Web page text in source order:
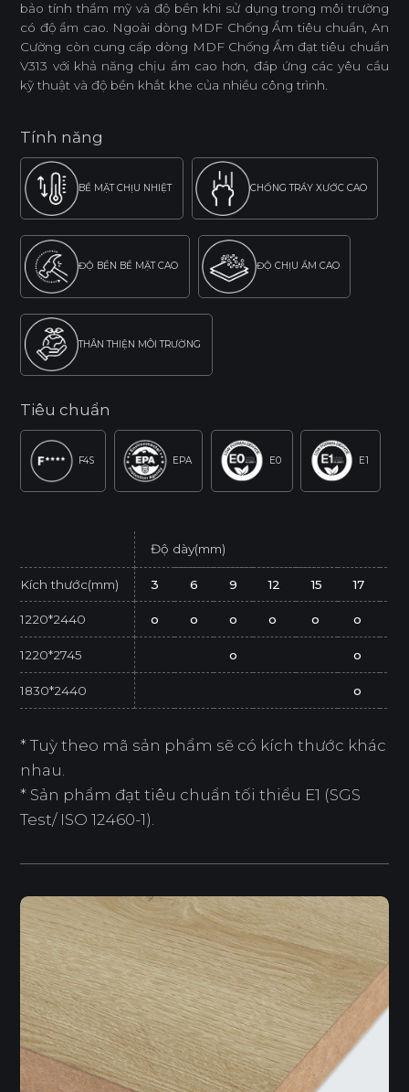
bảo tính thẩm mỹ và độ bền khi sử dụng trong môi trường
có độ ẩm cao. Ngoài dòng MDF Chống Ẩm tiêu chuẩn, An
Cường còn cung cấp dòng MDF Chống Ẩm đạt tiêu chuẩn
V313 với khả năng chịu ẩm cao hơn, đáp ứng các yêu cầu
kỹ thuật và độ bền khắt khe của nhiều công trình.
Tính năng
BỀ MẶT CHỊU NHIỆT CHỐNG TRẦY XƯỚC CAO
ĐỘ BỀN BỀ MẶT CAO ĐỘ CHỊU ẨM CAO
THÂN THIỆN MÔI TRƯỜNG
Tiêu chuẩn
F4S EPA E0 E1
Độ dày(mm)
Kích thước(mm) 3 6 9 12 15 17
1220*2440 o o o o o o
1220*2745 o o
1830*2440 o
* Tuỳ theo mã sản phẩm sẽ có kích thước khác
nhau.
* Sản phẩm đạt tiêu chuẩn tối thiểu E1 (SGS
Test/ ISO 12460-1).